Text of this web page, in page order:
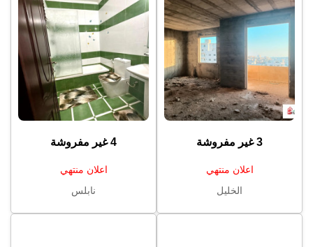
3 غير مفروشة
اعلان منتهي
الخليل
4 غير مفروشة
اعلان منتهي
نابلس